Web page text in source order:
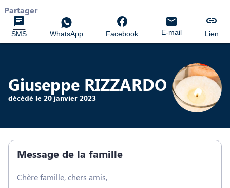
Partager
SMS WhatsApp Facebook E-mail Lien
Giuseppe RIZZARDO
décédé le 20 janvier 2023
Message de la famille
Chère famille, chers amis,